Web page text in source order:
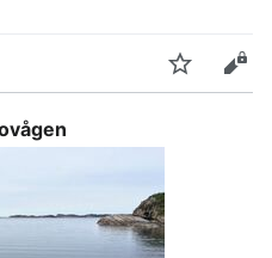
Overvåk Rediger